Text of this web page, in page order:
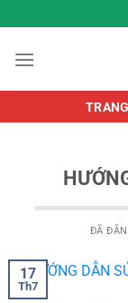
đến
nội
ĐÃ
17
Th7